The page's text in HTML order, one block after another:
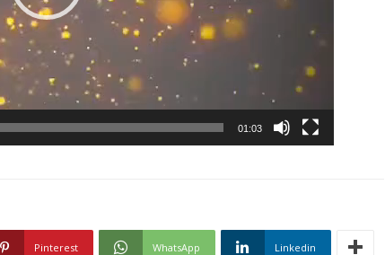
01:03
Pinterest WhatsApp Linkedin